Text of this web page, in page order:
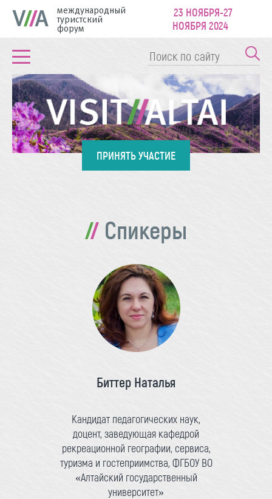
международный
туристский
форум
23 НОЯБРЯ-27
НОЯБРЯ 2024
ПРИНЯТЬ УЧАСТИЕ
Спикеры
Биттер Наталья
Кандидат педагогических наук,
доцент, заведующая кафедрой
рекреационной географии, сервиса,
туризма и гостеприимства, ФГБОУ ВО
«Алтайский государственный
университет»